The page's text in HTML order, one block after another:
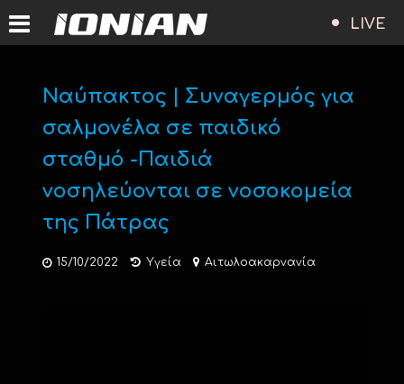
LIVE
Ναύπακτος | Συναγερμός για
σαλμονέλα σε παιδικό
σταθμό -Παιδιά
νοσηλεύονται σε νοσοκομεία
της Πάτρας
15/10/2022 Υγεία Αιτωλοακαρνανία